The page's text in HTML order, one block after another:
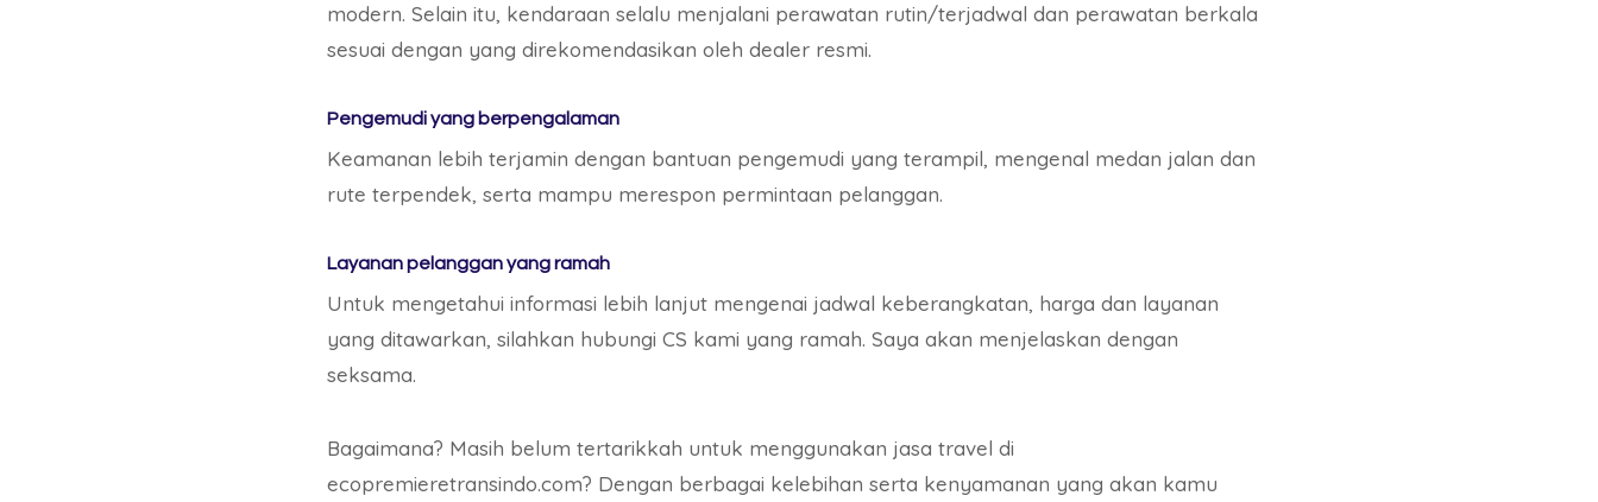
modern. Selain itu, kendaraan selalu menjalani perawatan rutin/terjadwal dan perawatan berkala
sesuai dengan yang direkomendasikan oleh dealer resmi.
Pengemudi yang berpengalaman
Keamanan lebih terjamin dengan bantuan pengemudi yang terampil, mengenal medan jalan dan
rute terpendek, serta mampu merespon permintaan pelanggan.
Layanan pelanggan yang ramah
Untuk mengetahui informasi lebih lanjut mengenai jadwal keberangkatan, harga dan layanan
yang ditawarkan, silahkan hubungi CS kami yang ramah. Saya akan menjelaskan dengan
seksama.
Bagaimana? Masih belum tertarikkah untuk menggunakan jasa travel di
ecopremieretransindo.com? Dengan berbagai kelebihan serta kenyamanan yang akan kamu